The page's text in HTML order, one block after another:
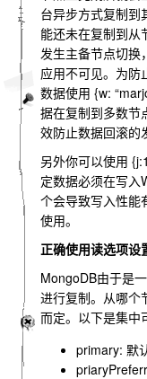
台异步方式复制到
能还未在复制到从
发生主备节点切换
应用不可见。为防
数据使用 {w:
据在复制到多数节
效防止数据回滚的
另外你可以使用
定数据必须在写入
个会导致写入性能
使用。
正确使用读选项设
MongoDB由于是
进行复制。从哪个
而定。以下是集中
primary: 默